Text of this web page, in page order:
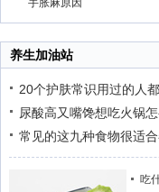
手胀麻原因
养生加油站
20个护肤常识用过的人
尿酸高又嘴馋想吃火锅
常见的这九种食物很适
吃